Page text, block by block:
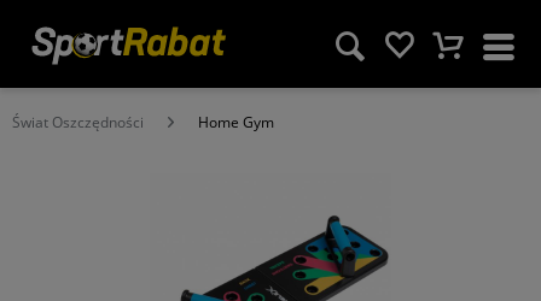
Świat Oszczędności Home Gym